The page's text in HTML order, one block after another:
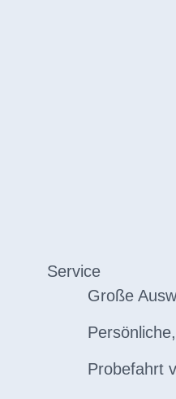
Service
Große
Probefahrt